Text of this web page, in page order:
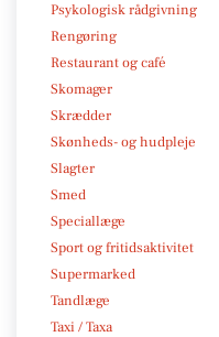
Psykologisk rådgivning
Rengøring
Restaurant og café
Skomager
Skrædder
Skønheds- og hudpleje
Slagter
Smed
Speciallæge
Sport og fritidsaktivitet
Supermarked
Tandlæge
Taxi / Taxa